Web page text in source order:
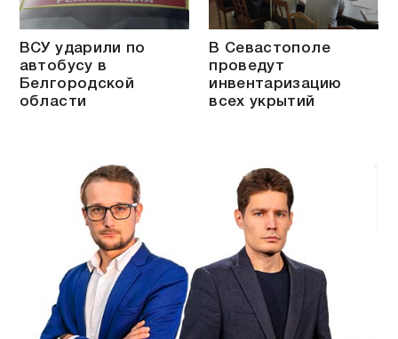
ВСУ ударили по
автобусу в
Белгородской
области
В Севастополе
проведут
инвентаризацию
всех укрытий